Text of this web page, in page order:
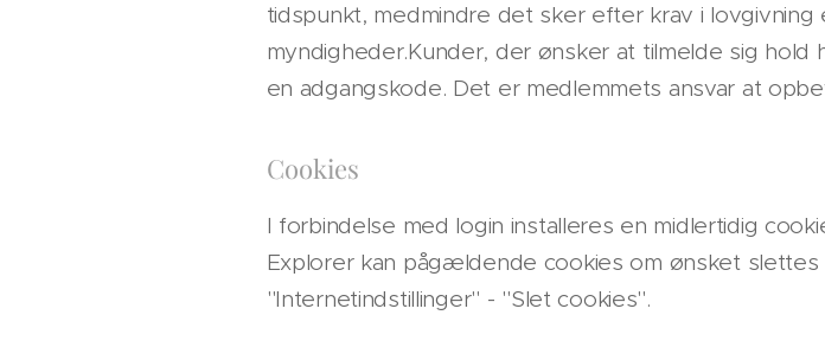
tidspunkt, medmindre det sker efter krav i
myndigheder.Kunder, der ønsker at tilmelde sig
en adgangskode. Det er medlemmets ansvar at
Cookies
I forbindelse med login installeres en midlertidig
Explorer kan pågældende cookies om ønsket
"Internetindstillinger" - "Slet cookies".